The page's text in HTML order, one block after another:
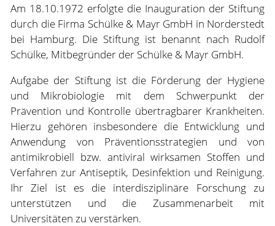
Am 18.10.1972 erfolgte die Inauguration der Stiftung
durch die Firma Schülke & Mayr GmbH in Norderstedt
bei Hamburg. Die Stiftung ist benannt nach Rudolf
Schülke, Mitbegründer der Schülke & Mayr GmbH.
Aufgabe der Stiftung ist die Förderung der Hygiene
und Mikrobiologie mit dem Schwerpunkt der
Prävention und Kontrolle übertragbarer Krankheiten.
Hierzu gehören insbesondere die Entwicklung und
Anwendung von Präventionsstrategien und von
antimikrobiell bzw. antiviral wirksamen Stoffen und
Verfahren zur Antiseptik, Desinfektion und Reinigung.
Ihr Ziel ist es die interdisziplinäre Forschung zu
unterstützen und die Zusammenarbeit mit
Universitäten zu verstärken.